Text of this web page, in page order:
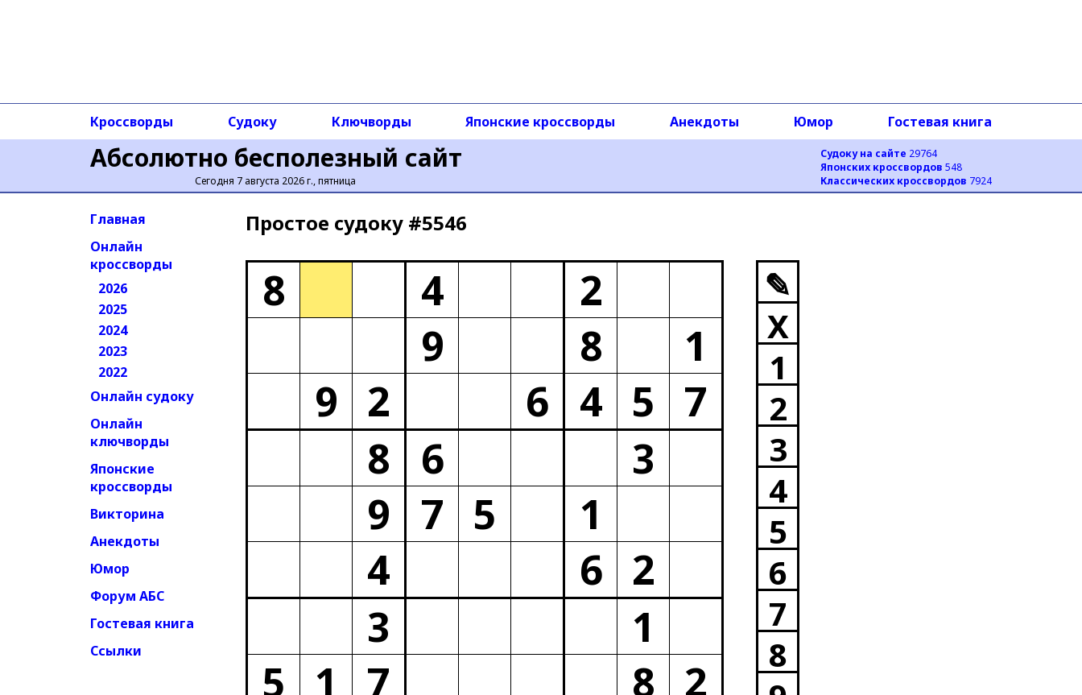
Абсолютно бесполезный сайт
Сегодня 7 августа 2026 г., пятница
Судоку на сайте 29764
Японских кроссвордов 548
Классических кроссвордов 7924
Кроссворды Судоку Ключворды Японские кроссворды Анекдоты Юмор Гостевая книга
Главная
Онлайн
кроссворды
2026
2025
2024
2023
2022
Онлайн судоку
Онлайн
ключворды
Японские
кроссворды
Викторина
Анекдоты
Юмор
Форум АБС
Гостевая книга
Ссылки
Простое cудоку #5546
8 4
2
9
8
1
9 2 6 4 5 7
8
6
3
9
7 5
1
4
6 2
3
1
5
1 7 8 2
✎
X
1
2
3
4
5
6
7
8